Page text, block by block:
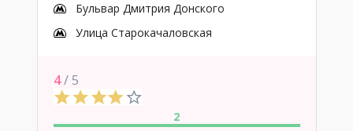
Бульвар Дмитрия Донского
Улица Старокачаловская
4/ 5
2